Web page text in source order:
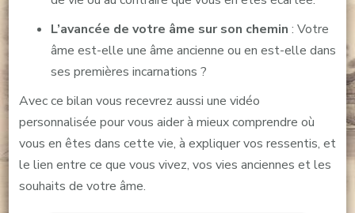
L’avancée de votre âme sur son chemin : Votre
âme est-elle une âme ancienne ou en est-elle dans
ses premières incarnations ?
Avec ce bilan vous recevrez aussi une vidéo
personnalisée pour vous aider à mieux comprendre où
vous en êtes dans cette vie, à expliquer vos ressentis, et
le lien entre ce que vous vivez, vos vies anciennes et les
souhaits de votre âme.